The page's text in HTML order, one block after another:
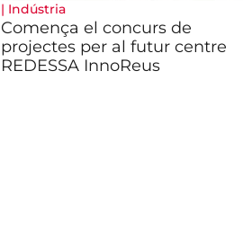
| Indústria
Comença el concurs de
projectes per al futur centre
REDESSA InnoReus